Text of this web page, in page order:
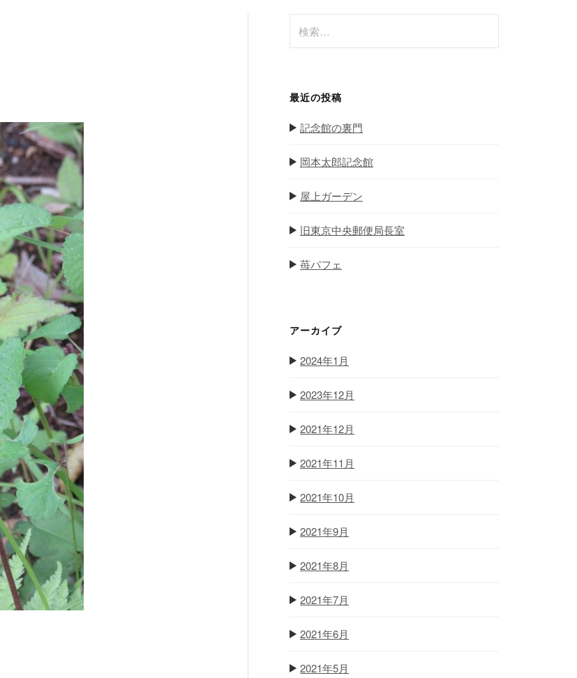
索
最近の投稿
記念館の裏門
岡本太郎記念館
屋上ガーデン
旧東京中央郵便局長室
苺パフェ
アーカイブ
2024年1月
2023年12月
2021年12月
2021年11月
2021年10月
2021年9月
2021年8月
2021年7月
2021年6月
2021年5月